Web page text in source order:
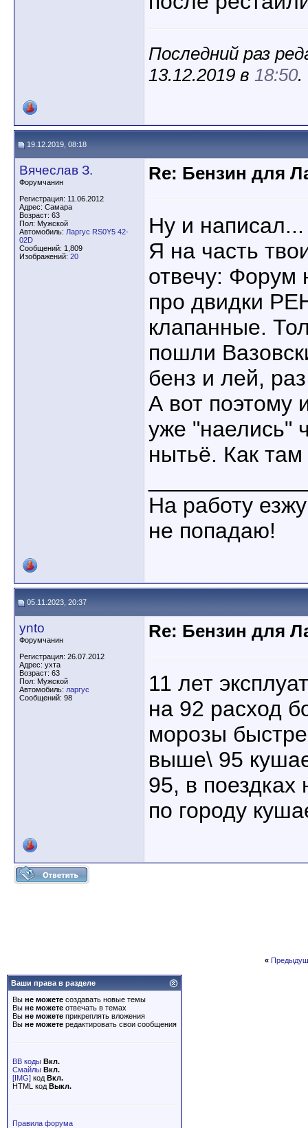
Последний раз
13.12.2019 в 18:50.
19.12.2019, 08:18
Вячеслав З.
Форумчанин
Регистрация: 11.06.2012
Адрес: Самара
Возраст: 63
Пол: Мужской
Автомобиль: Ларгус RS0Y5 42-
02D
Сообщений: 1,809
Изображений: 20
Re: Бензин для
Ну и
Я на часть
отвечу: Форум
про двидки
клапанные.
пошли
бенз и лей,
А вот поэтому
уже "наелись"
нытьё. Как
На работу
не попадаю!
05.11.2023, 20:37
ynto
Форумчанин
Регистрация: 26.07.2012
Адрес: ухта
Возраст: 63
Пол: Мужской
Автомобиль: ларгус
Сообщений: 98
Re: Бензин для
11 лет
на 92 расход
морозы
выше\ 95
95, в
по городу
«
Ваши права в разделе
Вы не можете создавать новые темы
Вы не можете отвечать в темах
Вы не можете прикреплять вложения
Вы не можете редактировать свои сообщения
BB коды Вкл.
Смайлы Вкл.
[IMG] код Вкл.
HTML код Выкл.
Правила форума